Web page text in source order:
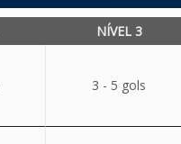
NÍVEL 3
3 - 5 gols